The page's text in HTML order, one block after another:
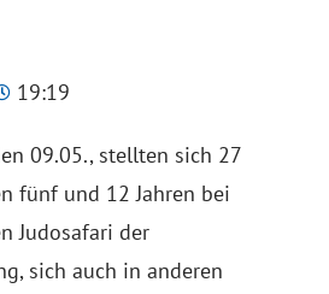
19:19
09.05., stellten sich 27
fünf und 12 Jahren bei
Judosafari der
sich auch in anderen